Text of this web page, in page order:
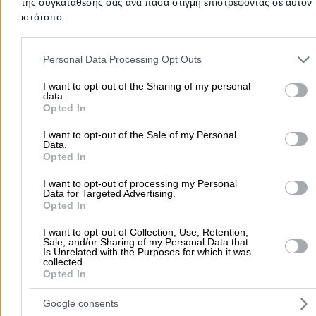
ιστότοπο.
Please note that this website/app uses one or more Google
and may gather and store information including but not limited to
to Google and its third-party tags to use your data for below
purposes in below Google consent section.
Personal Data Processing Opt Outs
I want to opt-out of the Sharing of my personal
data.
Opted In
I want to opt-out of the Sale of my Personal
Data.
Opted In
I want to opt-out of processing my Personal
Data for Targeted Advertising.
Opted In
I want to opt-out of Collection, Use, Retention,
Sale, and/or Sharing of my Personal Data that
Is Unrelated with the Purposes for which it was
collected.
Opted In
Google consents
Στοιχεία αναζήτησης:
MEGUSTA - ΣΙΔΗΡΟΠΟΥΛΟΣ ΚΩΝΣΤΑΝΤΙΝΟΣ ΚΑΙ ΣΙΑ ΕΕ
Ελληνική Κουζίνα - Πιτσαρία - Cafe Restaurant
Εστιατόρια
Αγίου Παύλου 50, Περιστέρι
Τηλέφωνο: 2105786490
Στοιχεία αναζήτησης:
ΜΑΜΑΓΕΙΡΕΜΑΤΑ - ΡΑΓΚΟΥΣΗ Ε ΚΑΙ ΜΠΙΛΗΡΗ Ε ΟΕ
Ελληνική Κουζίνα
Εστιατόρια
Κερασούντος 23, Αιγάλεω
Καθημερινά θα ετοιμάζουμε για σας μια ποικιλία
διατροφής με γνώριμες γεύσεις και αρώματα που θα σας